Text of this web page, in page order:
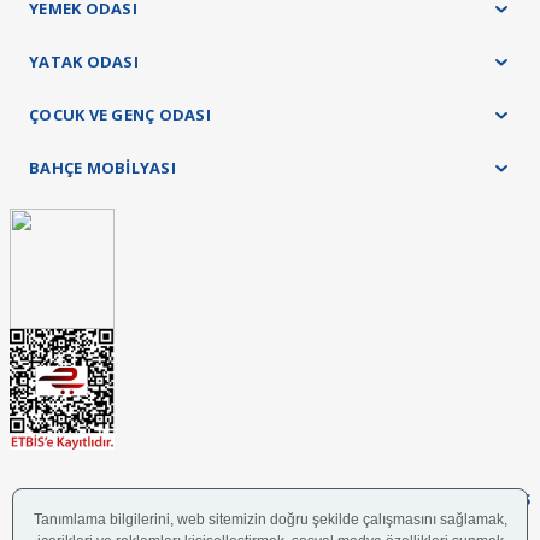
YEMEK ODASI
YATAK ODASI
ÇOCUK VE GENÇ ODASI
BAHÇE MOBİLYASI
FOLLOW US